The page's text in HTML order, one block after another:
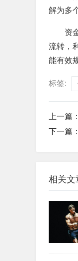
解为多
资
流转，
能有效
标签:
上一篇：
下一篇：
相关文